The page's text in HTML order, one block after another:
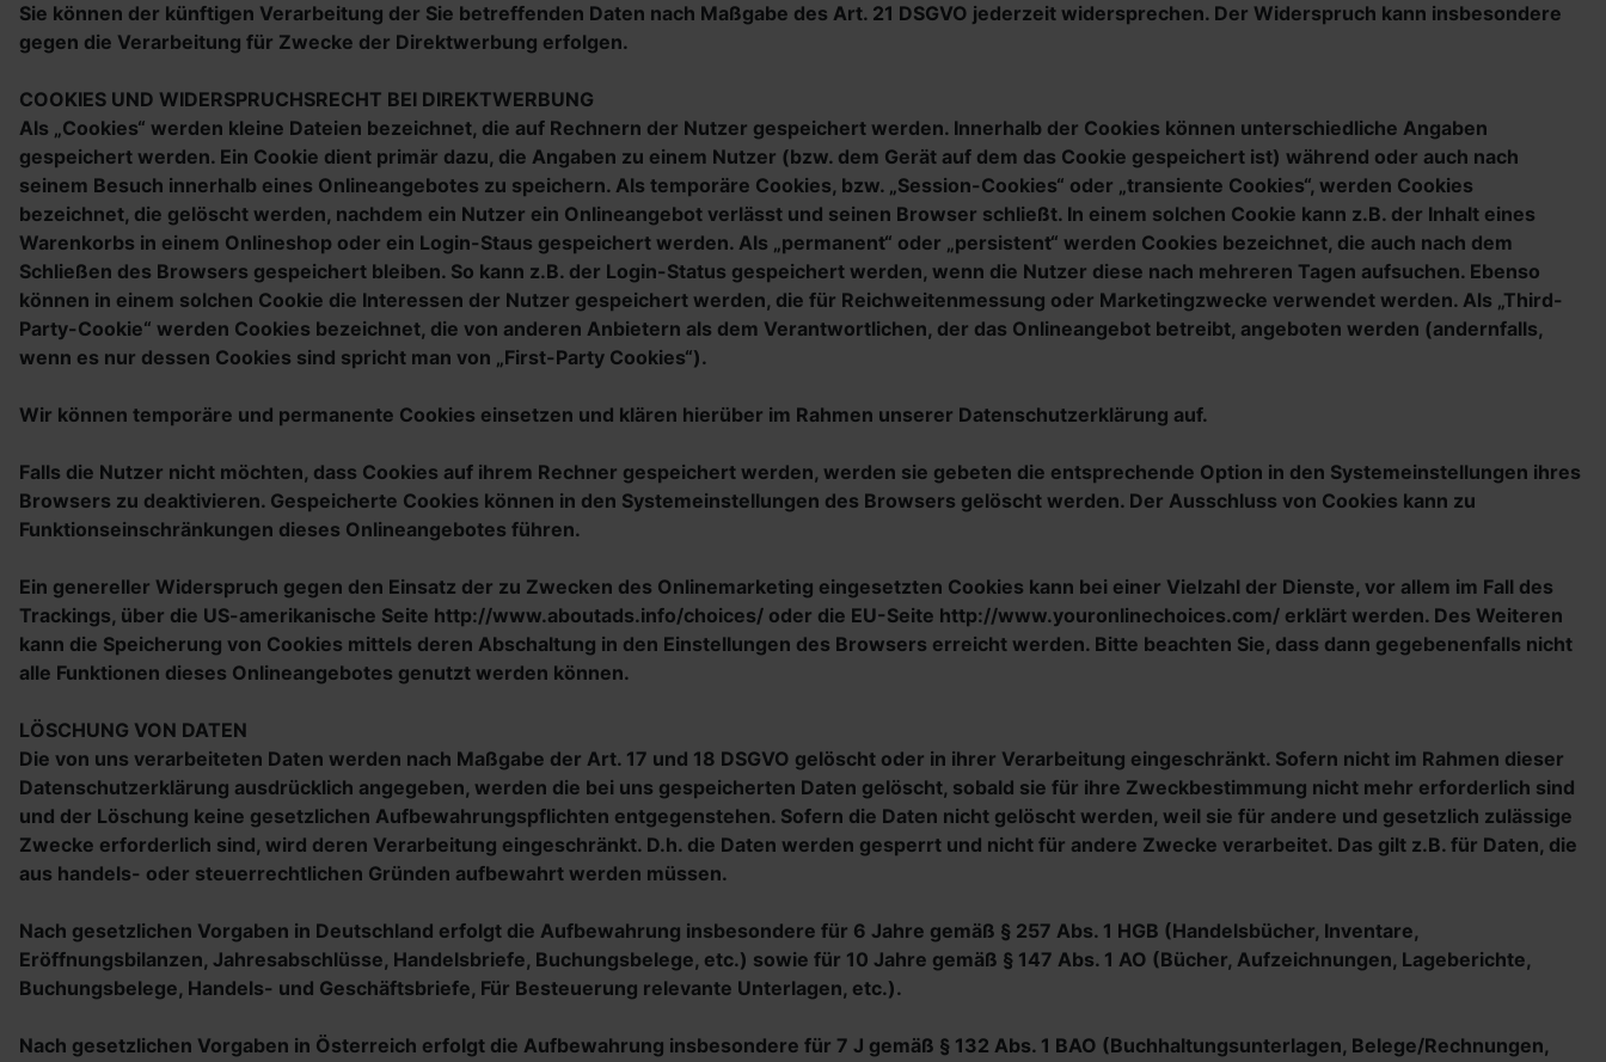
Sie können der künftigen Verarbeitung der Sie betreffenden Daten nach Maßgabe des Art. 21 DSGVO jederzeit widersprechen. Der Widerspruch kann insbesondere
gegen die Verarbeitung für Zwecke der Direktwerbung erfolgen.
COOKIES UND WIDERSPRUCHSRECHT BEI DIREKTWERBUNG
Als „Cookies“ werden kleine Dateien bezeichnet, die auf Rechnern der Nutzer gespeichert werden. Innerhalb der Cookies können unterschiedliche Angaben
gespeichert werden. Ein Cookie dient primär dazu, die Angaben zu einem Nutzer (bzw. dem Gerät auf dem das Cookie gespeichert ist) während oder auch nach
seinem Besuch innerhalb eines Onlineangebotes zu speichern. Als temporäre Cookies, bzw. „Session-Cookies“ oder „transiente Cookies“, werden Cookies
bezeichnet, die gelöscht werden, nachdem ein Nutzer ein Onlineangebot verlässt und seinen Browser schließt. In einem solchen Cookie kann z.B. der Inhalt eines
Warenkorbs in einem Onlineshop oder ein Login-Staus gespeichert werden. Als „permanent“ oder „persistent“ werden Cookies bezeichnet, die auch nach dem
Schließen des Browsers gespeichert bleiben. So kann z.B. der Login-Status gespeichert werden, wenn die Nutzer diese nach mehreren Tagen aufsuchen. Ebenso
können in einem solchen Cookie die Interessen der Nutzer gespeichert werden, die für Reichweitenmessung oder Marketingzwecke verwendet werden. Als „Third-
Party-Cookie“ werden Cookies bezeichnet, die von anderen Anbietern als dem Verantwortlichen, der das Onlineangebot betreibt, angeboten werden (andernfalls,
wenn es nur dessen Cookies sind spricht man von „First-Party Cookies“).
Wir können temporäre und permanente Cookies einsetzen und klären hierüber im Rahmen unserer Datenschutzerklärung auf.
Falls die Nutzer nicht möchten, dass Cookies auf ihrem Rechner gespeichert werden, werden sie gebeten die entsprechende Option in den Systemeinstellungen ihres
Browsers zu deaktivieren. Gespeicherte Cookies können in den Systemeinstellungen des Browsers gelöscht werden. Der Ausschluss von Cookies kann zu
Funktionseinschränkungen dieses Onlineangebotes führen.
Ein genereller Widerspruch gegen den Einsatz der zu Zwecken des Onlinemarketing eingesetzten Cookies kann bei einer Vielzahl der Dienste, vor allem im Fall des
Trackings, über die US-amerikanische Seite http://www.aboutads.info/choices/ oder die EU-Seite http://www.youronlinechoices.com/ erklärt werden. Des Weiteren
kann die Speicherung von Cookies mittels deren Abschaltung in den Einstellungen des Browsers erreicht werden. Bitte beachten Sie, dass dann gegebenenfalls nicht
alle Funktionen dieses Onlineangebotes genutzt werden können.
LÖSCHUNG VON DATEN
Die von uns verarbeiteten Daten werden nach Maßgabe der Art. 17 und 18 DSGVO gelöscht oder in ihrer Verarbeitung eingeschränkt. Sofern nicht im Rahmen dieser
Datenschutzerklärung ausdrücklich angegeben, werden die bei uns gespeicherten Daten gelöscht, sobald sie für ihre Zweckbestimmung nicht mehr erforderlich sind
und der Löschung keine gesetzlichen Aufbewahrungspflichten entgegenstehen. Sofern die Daten nicht gelöscht werden, weil sie für andere und gesetzlich zulässige
Zwecke erforderlich sind, wird deren Verarbeitung eingeschränkt. D.h. die Daten werden gesperrt und nicht für andere Zwecke verarbeitet. Das gilt z.B. für Daten, die
aus handels- oder steuerrechtlichen Gründen aufbewahrt werden müssen.
Nach gesetzlichen Vorgaben in Deutschland erfolgt die Aufbewahrung insbesondere für 6 Jahre gemäß § 257 Abs. 1 HGB (Handelsbücher, Inventare,
Eröffnungsbilanzen, Jahresabschlüsse, Handelsbriefe, Buchungsbelege, etc.) sowie für 10 Jahre gemäß § 147 Abs. 1 AO (Bücher, Aufzeichnungen, Lageberichte,
Buchungsbelege, Handels- und Geschäftsbriefe, Für Besteuerung relevante Unterlagen, etc.).
Nach gesetzlichen Vorgaben in Österreich erfolgt die Aufbewahrung insbesondere für 7 J gemäß § 132 Abs. 1 BAO (Buchhaltungsunterlagen, Belege/Rechnungen,